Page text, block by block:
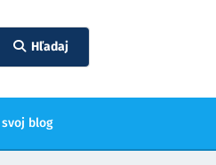
Hľadaj
blog